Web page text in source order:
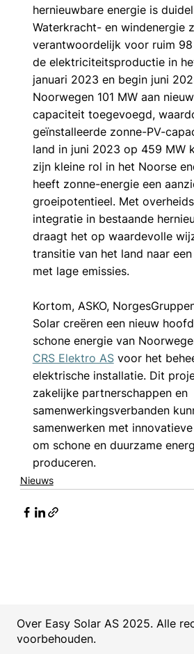
hernieuwbare energie is
Waterkracht- en windenergie
verantwoordelijk voor ruim
de elektriciteitsproductie in
januari 2023 en begin juni
Noorwegen 101 MW aan
capaciteit toegevoegd,
geïnstalleerde zonne-PV-
land in juni 2023 op 459 MW
zijn kleine rol in het Noorse
heeft zonne-energie een
groeipotentieel. Met
integratie in bestaande
draagt het op waardevolle
transitie van het land naar
met lage emissies.
Kortom, ASKO,
Solar creëren een nieuw
schone energie van
CRS Elektro AS voor het
elektrische installatie. Dit
zakelijke partnerschappen en
samenwerkingsverbanden
samenwerken met
om schone en duurzame
produceren.
Nieuws
Over Easy Solar AS 2025. Alle
voorbehouden.